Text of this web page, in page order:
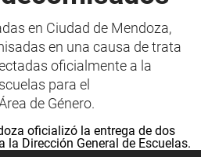
en Ciudad de Mendoza,
en una causa de trata
oficialmente a la
para el
de Género.